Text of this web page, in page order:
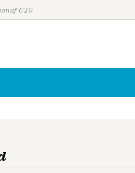
€20
Personen